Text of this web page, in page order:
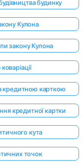
будинку
Кулона
закону Кулона
кредитною карткою
кредитної картки
кута
точок